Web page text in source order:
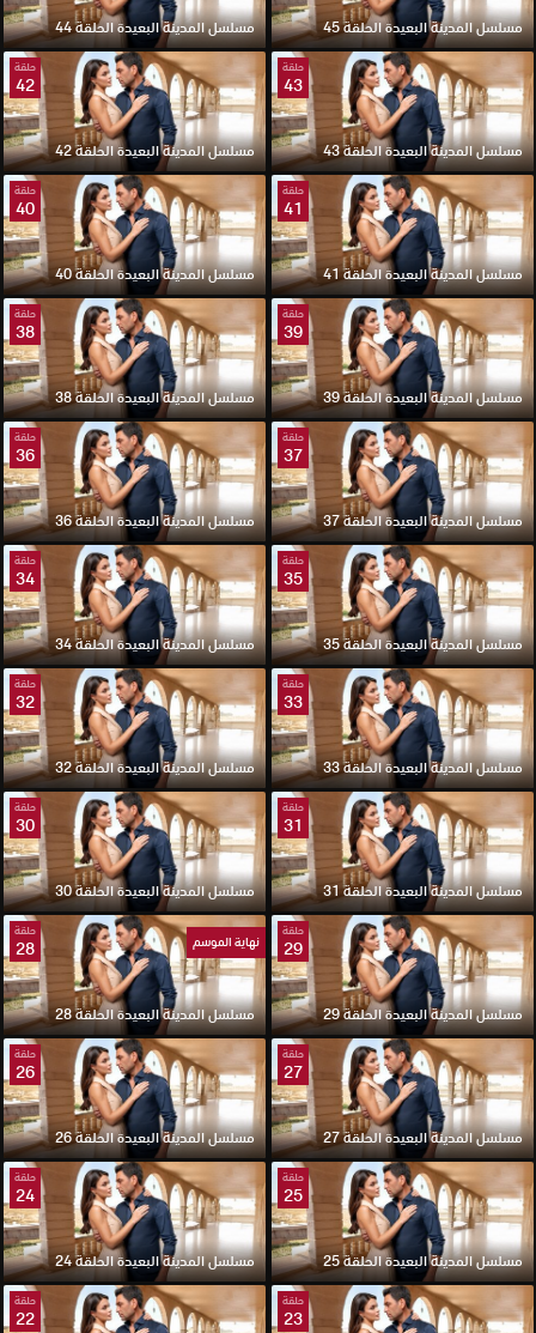
مسلسل المدينة البعيدة الحلقة 45 مسلسل المدينة البعيدة الحلقة 44
حلقة
43
مسلسل المدينة البعيدة الحلقة 43
حلقة
42
مسلسل المدينة البعيدة الحلقة 42
حلقة
41
مسلسل المدينة البعيدة الحلقة 41
حلقة
40
مسلسل المدينة البعيدة الحلقة 40
حلقة
39
مسلسل المدينة البعيدة الحلقة 39
حلقة
38
مسلسل المدينة البعيدة الحلقة 38
حلقة
37
مسلسل المدينة البعيدة الحلقة 37
حلقة
36
مسلسل المدينة البعيدة الحلقة 36
حلقة
35
مسلسل المدينة البعيدة الحلقة 35
حلقة
34
مسلسل المدينة البعيدة الحلقة 34
حلقة
33
مسلسل المدينة البعيدة الحلقة 33
حلقة
32
مسلسل المدينة البعيدة الحلقة 32
حلقة
31
مسلسل المدينة البعيدة الحلقة 31
حلقة
30
مسلسل المدينة البعيدة الحلقة 30
حلقة
29
مسلسل المدينة البعيدة الحلقة 29
نهاية الموسم
حلقة
28
مسلسل المدينة البعيدة الحلقة 28
حلقة
27
مسلسل المدينة البعيدة الحلقة 27
حلقة
26
مسلسل المدينة البعيدة الحلقة 26
حلقة
25
مسلسل المدينة البعيدة الحلقة 25
حلقة
24
مسلسل المدينة البعيدة الحلقة 24
حلقة
23
حلقة
22